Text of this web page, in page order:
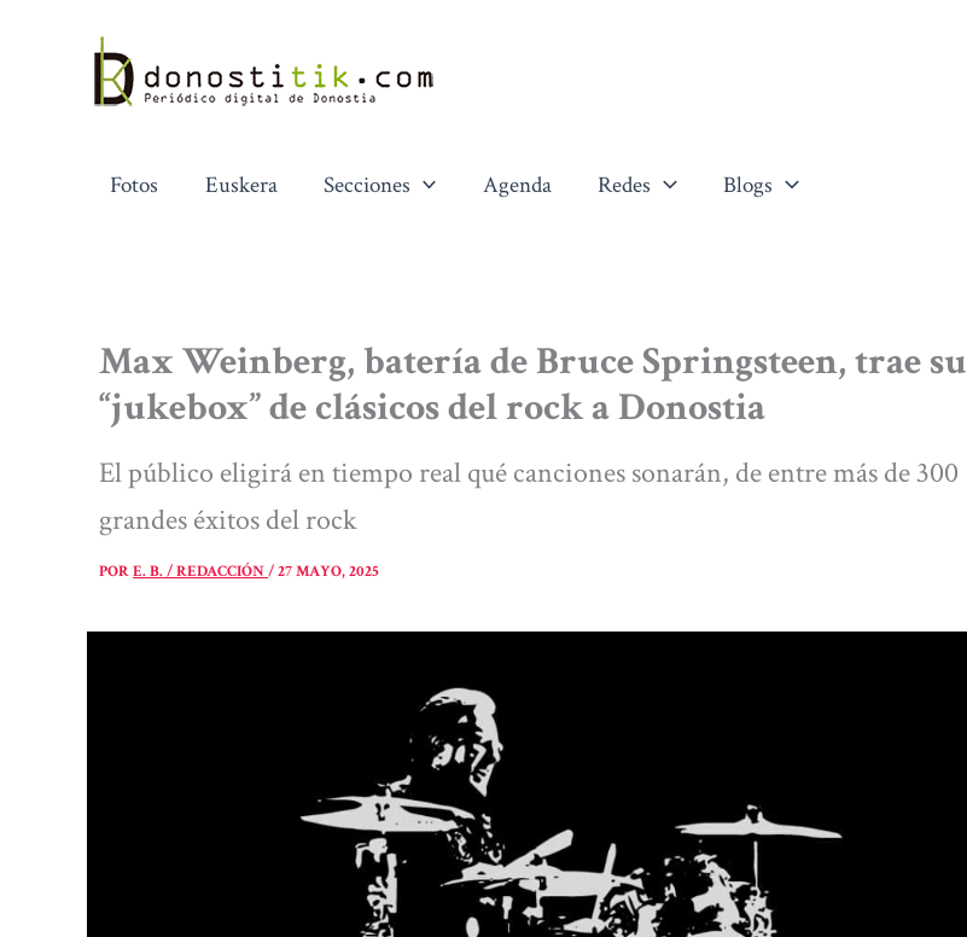
contenido
Fotos Euskera Secciones Agenda Redes Blogs
Max Weinberg, batería de Bruce Springsteen, trae su
“jukebox” de clásicos del rock a Donostia
El público eligirá en tiempo real qué canciones sonarán, de entre más de 300
grandes éxitos del rock
PORE. B. / REDACCIÓN/27 MAYO, 2025